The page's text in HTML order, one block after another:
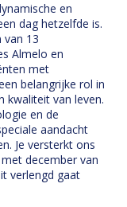
en
dag hetzelfde is.
van 13
Almelo en
met
belangrijke rol in
kwaliteit van leven.
en de
aandacht
Je versterkt ons
december van
verlengd gaat